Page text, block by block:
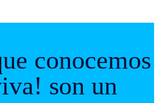
conocemos
son un